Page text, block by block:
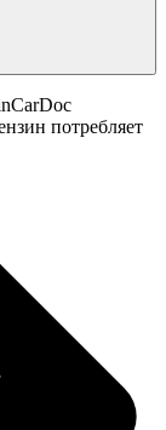
потребляет